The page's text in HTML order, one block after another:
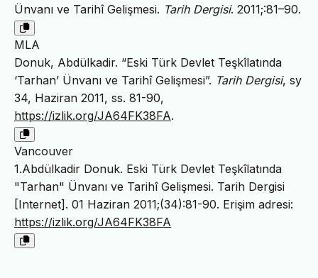
Ünvanı ve Tarihî Gelişmesi. Tarih Dergisi. 2011;:81–90.
MLA
Donuk, Abdülkadir. “Eski Türk Devlet Teşkîlatında
‘Tarhan’ Ünvanı ve Tarihî Gelişmesi”. Tarih Dergisi, sy
34, Haziran 2011, ss. 81-90,
https://izlik.org/JA64FK38FA.
Vancouver
1.Abdülkadir Donuk. Eski Türk Devlet Teşkîlatında
"Tarhan" Ünvanı ve Tarihî Gelişmesi. Tarih Dergisi
[Internet]. 01 Haziran 2011;(34):81-90. Erişim adresi:
https://izlik.org/JA64FK38FA